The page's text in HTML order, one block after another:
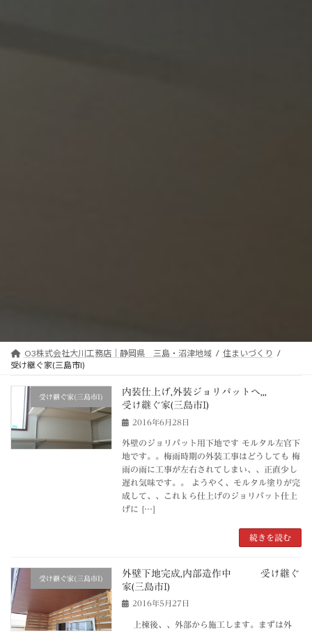
O3株式会社大川工務店｜静岡県 三島・沼津地域
住まいづくり
受け継ぐ家(三島市I)
受け継ぐ家(三島市I)
内装仕上げ,外装ジョリパットヘ,,,
受け継ぐ家(三島市I)
2016年6月28日
外壁のジョリパット用下地です モルタル左官下
地です。。梅雨時期の外装工事はどうしても 梅
雨の雨に工事が左右されてしまい、、正直少し
遅れ気味です。。 ようやく、モルタル塗りが完
成して、、これｋら仕上げのジョリパット仕上
げに […]
続きを読む
受け継ぐ家(三島市I)
外壁下地完成,内部造作中 受け継ぐ
家(三島市I)
2016年5月27日
上棟後、、外部から施工します。まずは外